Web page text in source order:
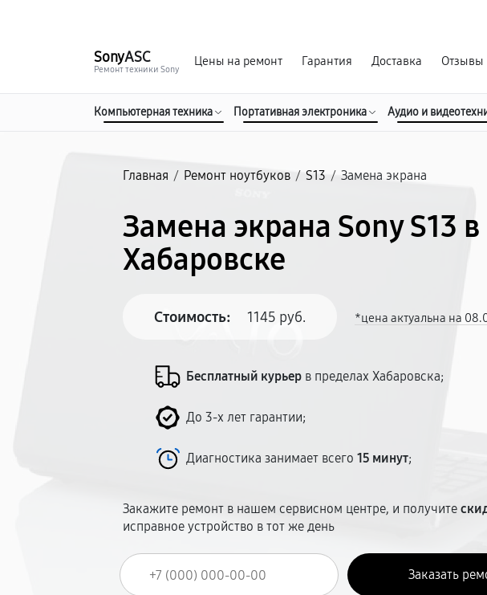
SonyASC
Ремонт техники Sony
Цены на ремонт Гарантия Доставка Отзывы
Компьютерная техника Портативная электроника Аудио и
Главная / Ремонт ноутбуков / S13 / Замена экрана
Замена экрана Sony S13 в
Хабаровске
Стоимость: 1145 руб. *цена актуальна на
Бесплатный курьер в пределах Хабаровска;
До 3-х лет гарантии;
Диагностика занимает всего15 минут;
Закажите ремонт в нашем сервисном центре, и получите
исправное устройство в тот же день